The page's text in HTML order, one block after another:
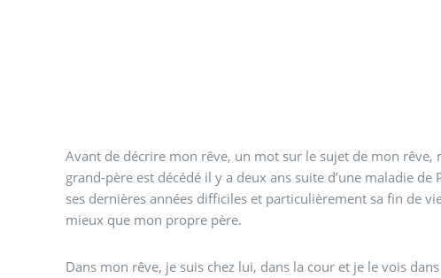
Avant de décrire mon rêve, un mot sur le sujet de mon rêve,
grand-père est décédé il y a deux ans suite d’une maladie de
ses dernières années difficiles et particulièrement sa fin de
mieux que mon propre père.
Dans mon rêve, je suis chez lui, dans la cour et je le vois